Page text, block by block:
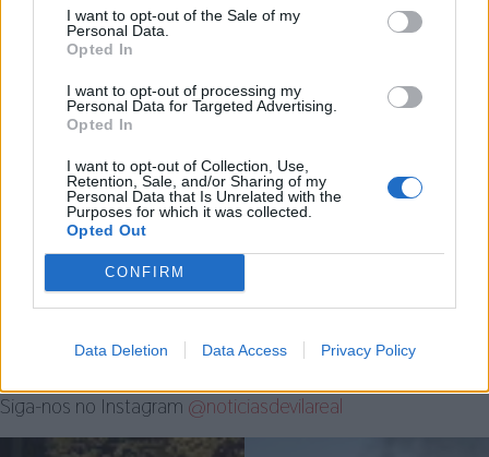
I want to opt-out of the Sale of my
Personal Data.
Opted In
I want to opt-out of processing my
Personal Data for Targeted Advertising.
Opted In
I want to opt-out of Collection, Use,
Retention, Sale, and/or Sharing of my
Personal Data that Is Unrelated with the
Purposes for which it was collected.
Opted Out
CONFIRM
Data Deletion Data Access Privacy Policy
comerciantes, como também passa por despertar a
consciência ambiental nas crianças e jovens,
deixando um convite a toda a comunidade para que
visite os magníficos trabalhos expostos nas montras
e rotundas.
Artigo anterior
Natal: renascer da esperança
Enquanto celebramos o Natal, há
nossa segurança
Siga-nos no Instagram @noticiasdevilareal